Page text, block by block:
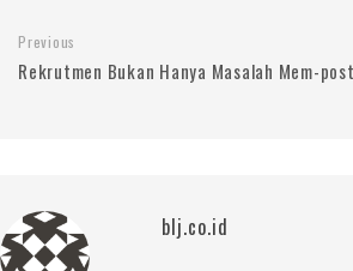
Previous
Rekrutmen Bukan Hanya Masalah Mem-
blj.co.id